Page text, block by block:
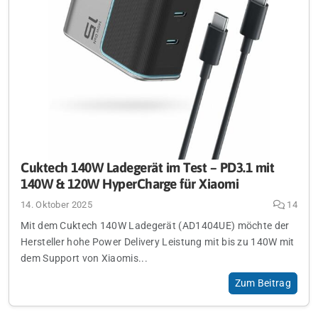
Cuktech 140W Ladegerät im Test – PD3.1 mit
140W & 120W HyperCharge für Xiaomi
14. Oktober 2025 14
Mit dem Cuktech 140W Ladegerät (AD1404UE) möchte der
Hersteller hohe Power Delivery Leistung mit bis zu 140W mit
dem Support von Xiaomis...
Zum Beitrag